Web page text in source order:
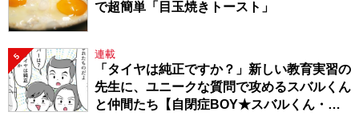
で超簡単「目玉焼きトースト」
5 連載
「タイヤは純正ですか？」新しい教育実習の
先生に、ユニークな質問で攻めるスバルくん
と仲間たち【自閉症BOY★スバルくん・